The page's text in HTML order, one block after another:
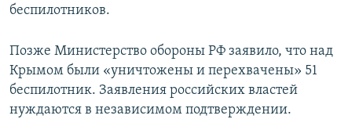
беспилотников.
Позже Министерство обороны РФ заявило, что над
Крымом были «уничтожены и перехвачены» 51
беспилотник. Заявления российских властей
нуждаются в независимом подтверждении.